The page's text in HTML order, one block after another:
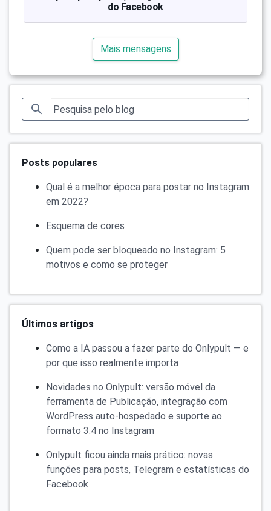
do Facebook
Mais mensagens
Posts populares
Qual é a melhor época para postar no Instagram
em 2022?
Esquema de cores
Quem pode ser bloqueado no Instagram: 5
motivos e como se proteger
Últimos artigos
Como a IA passou a fazer parte do Onlypult — e
por que isso realmente importa
Novidades no Onlypult: versão móvel da
ferramenta de Publicação, integração com
WordPress auto-hospedado e suporte ao
formato 3:4 no Instagram
Onlypult ficou ainda mais prático: novas
funções para posts, Telegram e estatísticas do
Facebook